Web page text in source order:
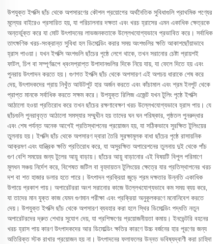
উপযুক্ত ইপক্সি ছাঁচ থেকে অপসারণের কৌশল প্রয়োগের অর্থনৈতিক সুবিধাগুলি প্রাথমিক পণ্যের
মূল্যের বাইরেও প্রসারিত হয়, যা পরিচালনার দক্ষতা এবং খরচ হ্রাসের এমন একাধিক ক্ষেত্রকে
অন্তর্ভুক্ত করে যা মোট উৎপাদনের লাভজনকতাকে উল্লেখযোগ্যভাবে প্রভাবিত করে। সর্বাধিক
তাৎক্ষণিক খরচ-সংক্রান্ত সুবিধা হল ডিমোল্ডিং করার সময় অংশগুলির ক্ষতি আকাশছোঁয়াভাবে
হ্রাস পাওয়া। যখন ইপক্সি অংশগুলি ছাঁচের পৃষ্ঠে লেগে থাকে, তখন সরানোর চেষ্টা প্রায়শই
ফাটল, চিপ বা সম্পূর্ণরূপে ধ্বংসপ্রাপ্ত উপাদানগুলির দিকে নিয়ে যায়, যা ফেলে দিতে হয় এবং
পুনরায় উৎপাদন করতে হয়। গুণগত ইপক্সি ছাঁচ থেকে অপসারণ এই অপচয় ধারাকে শেষ করে
দেয়, উৎপাদকদের প্রায় নিখুঁত আউটপুট হার অর্জন করতে এবং কাঁচামাল এবং শ্রম ইনপুট থেকে
প্রাপ্ত মানকে সর্বাধিক করতে সক্ষম করে। উপযুক্ত রিলিজ এজেন্ট যখন টুলিং পৃষ্ঠে ইপক্সি
আঠালো হওয়া প্রতিরোধ করে তখন ছাঁচের রক্ষণাবেক্ষণ খরচ উল্লেখযোগ্যভাবে হ্রাস পায়। যে
ছাঁচগুলি পুনরাবৃত্ত আঠালো সমস্যার সম্মুখীন হয় তাদের ঘন ঘন পরিষ্কার, পৃষ্ঠতল পুনরুদ্ধার
এবং শেষ পর্যন্ত অনেক আগেই প্রতিস্থাপনের প্রয়োজন হয়, যা সঠিকভাবে সুরক্ষিত টুলিংয়ের
তুলনায় হয়। ইপক্সি ছাঁচ থেকে অপসারণ দ্বারা তৈরি সুরক্ষামূলক বাধা ছাঁচের পৃষ্ঠে রাসায়নিক
আক্রমণ এবং যান্ত্রিক ক্ষতি প্রতিরোধ করে, যা অসুরক্ষিত অপারেশনের তুলনায় দুই থেকে পাঁচ
গুণ বেশি সময়ের জন্য টুলের আয়ু বাড়ায়। ছাঁচের আয়ু বাড়ানোর এই বিষয়টি বিপুল পরিমাণে
মূলধন সঞ্চয় নির্দেশ করে, বিশেষত জটিল বা বৃহদায়তন টুলিংয়ের ক্ষেত্রে যার প্রতিস্থাপনের খরচ
দশ বা শত হাজার ডলার হতে পারে। উৎপাদন প্রক্রিয়া জুড়ে শ্রম দক্ষতার উন্নতি একাধিক
উপায়ে প্রকাশ পায়। অপারেটররা অংশ সরানোর কাজে উল্লেখযোগ্যভাবে কম সময় ব্যয় করে,
যা তাদের মান যুক্ত কাজ যেমন গুণমান পরীক্ষা এবং প্রক্রিয়া অনুকূলকরণে মনোনিবেশ করতে
দেয়। উপযুক্ত ইপক্সি ছাঁচ থেকে অপসারণ ব্যবহার করা হলে স্থির ডিমোল্ডিং পদ্ধতি নতুন
অপারেটরদের দ্রুত শেখার সুযোগ দেয়, যা প্রশিক্ষণের প্রয়োজনীয়তা কমায়। ইনভেন্টরি বহনের
খরচ হ্রাস পায় কারণ উৎপাদকদের আর ডিমোল্ডিং ক্ষতির কারণে উচ্চ বর্জনের হার পূরণের জন্য
অতিরিক্ত স্টক রাখার প্রয়োজন হয় না। উৎপাদনের ফলাফলের উন্নত ভবিষ্যদ্বাণী করা চাহিদা